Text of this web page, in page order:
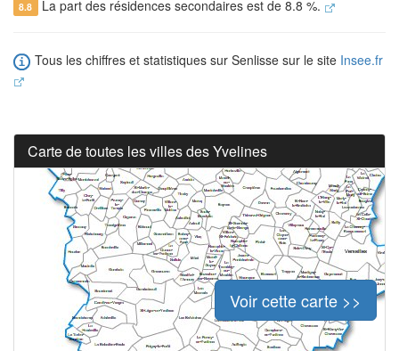
8.8 La part des résidences secondaires est de 8.8 %.
Tous les chiffres et statistiques sur Senlisse sur le site Insee.fr
Carte de toutes les villes des Yvelines
Voir cette carte >>